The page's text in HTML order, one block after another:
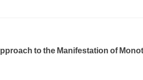
to the Manifestation of